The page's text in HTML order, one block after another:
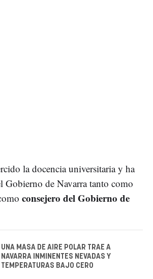
la docencia universitaria y ha
Gobierno de Navarra tanto como
consejero del Gobierno de
UNA MASA DE AIRE POLAR TRAE A
NAVARRA INMINENTES NEVADAS Y
TEMPERATURAS BAJO CERO